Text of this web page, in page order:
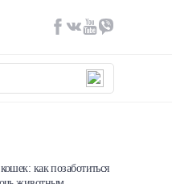
как позаботиться